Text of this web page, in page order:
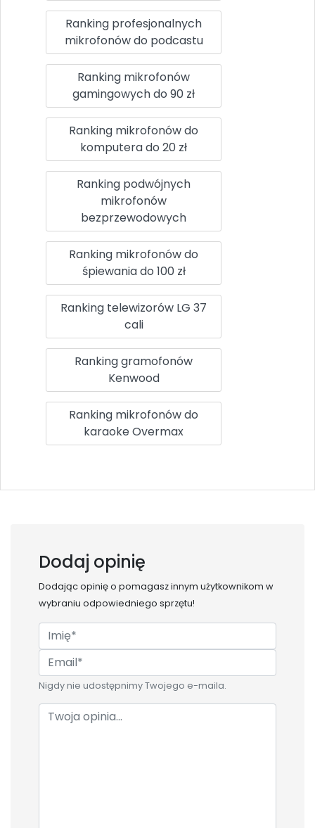
Ranking profesjonalnych
mikrofonów do podcastu
Ranking mikrofonów
gamingowych do 90 zł
Ranking mikrofonów do
komputera do 20 zł
Ranking podwójnych
mikrofonów
bezprzewodowych
Ranking mikrofonów do
śpiewania do 100 zł
Ranking telewizorów LG 37
cali
Ranking gramofonów
Kenwood
Ranking mikrofonów do
karaoke Overmax
Dodaj opinię
Dodając opinię o pomagasz innym użytkownikom w
wybraniu odpowiedniego sprzętu!
Nigdy nie udostępnimy Twojego e-maila.